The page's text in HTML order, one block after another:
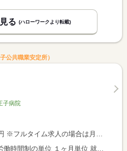
る (ハローワークより転載)
公共職業安定所）
病院
額（換算額）、パート求人の場合は時間額を表示しています。